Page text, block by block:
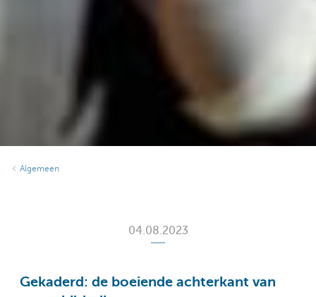
Algemeen
04.08.2023
Gekaderd: de boeiende achterkant van